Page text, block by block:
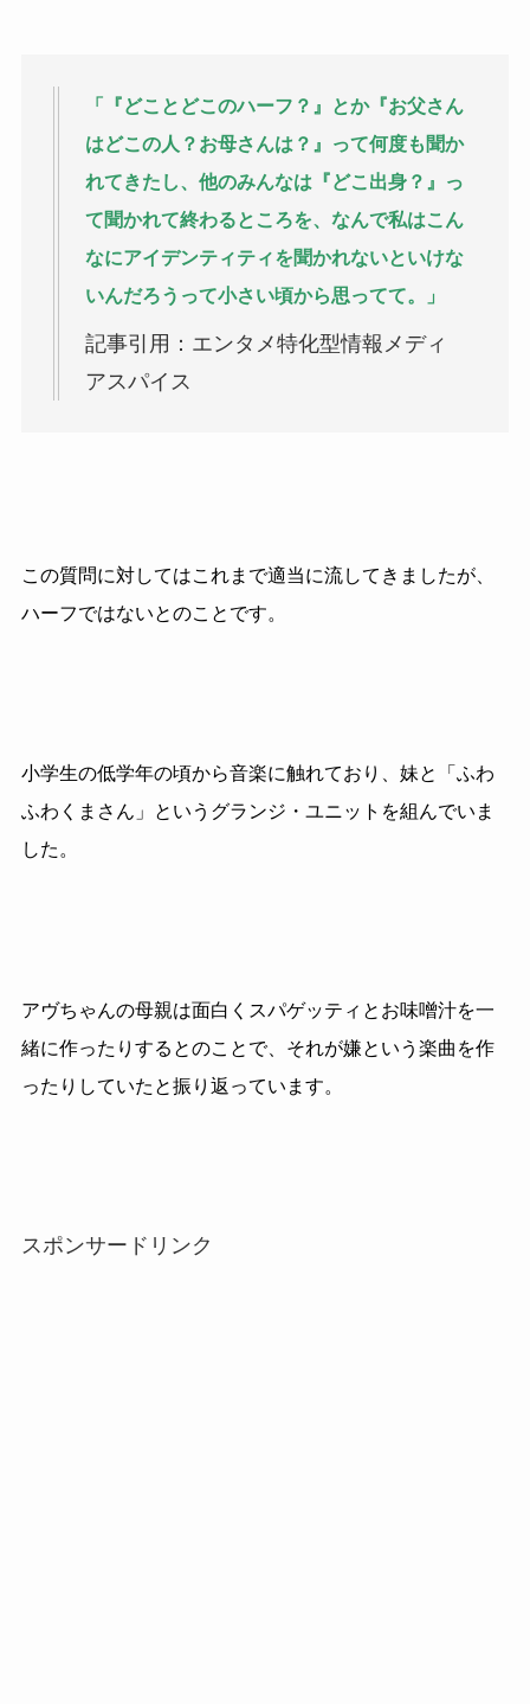
「『どことどこのハーフ？』とか『お父さん
はどこの人？お母さんは？』って何度も聞か
れてきたし、他のみんなは『どこ出身？』っ
て聞かれて終わるところを、なんで私はこん
なにアイデンティティを聞かれないといけな
いんだろうって小さい頃から思ってて。」
記事引用：エンタメ特化型情報メディ
アスパイス
この質問に対してはこれまで適当に流してきましたが、
ハーフではないとのことです。
小学生の低学年の頃から音楽に触れており、妹と「ふわ
ふわくまさん」というグランジ・ユニットを組んでいま
した。
アヴちゃんの母親は面白くスパゲッティとお味噌汁を一
緒に作ったりするとのことで、それが嫌という楽曲を作
ったりしていたと振り返っています。
スポンサードリンク